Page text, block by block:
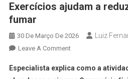
Exercícios ajudam a
fumar
30 De Março De 2026 Luiz
Leave A Comment
Especialista explica como a